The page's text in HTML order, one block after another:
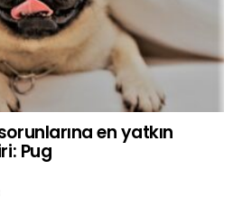
en yatkın
Pug